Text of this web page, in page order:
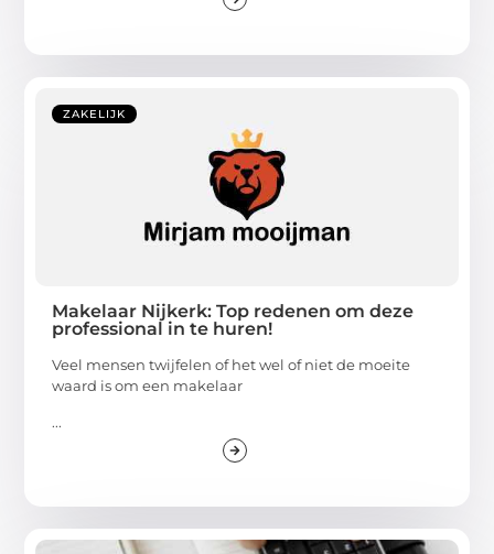
ZAKELIJK
Makelaar Nijkerk: Top redenen om deze
professional in te huren!
Veel mensen twijfelen of het wel of niet de moeite
waard is om een makelaar
...